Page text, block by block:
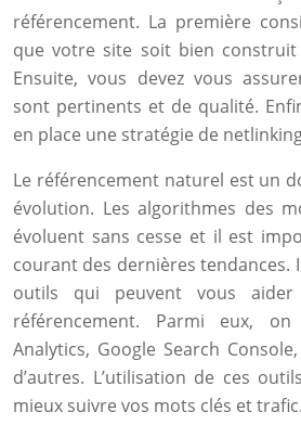
référencement. La première
que votre site soit bien
Ensuite, vous devez vous
sont pertinents et de qualité.
en place une stratégie de
Le référencement naturel est un
évolution. Les algorithmes des
évoluent sans cesse et il est
courant des dernières tendances.
outils qui peuvent vous
référencement. Parmi eux,
Analytics, Google Search
d’autres. L’utilisation de ces
mieux suivre vos mots clés et trafic.